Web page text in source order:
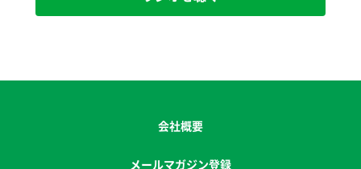
会社概要
メールマガジン登録